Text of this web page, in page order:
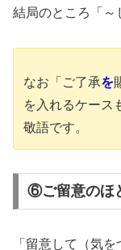
結局のところ「～
なお「ご了承を
を入れるケース
敬語です。
⑥ご留意のほ
「留意して（気